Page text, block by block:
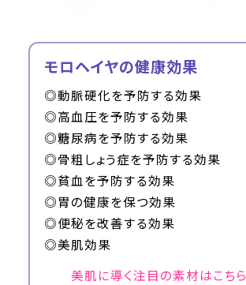
モロヘイヤの健康効果
◎動脈硬化を予防する効果
◎高血圧を予防する効果
◎糖尿病を予防する効果
◎骨粗しょう症を予防する効果
◎貧血を予防する効果
◎胃の健康を保つ効果
◎便秘を改善する効果
◎美肌効果
美肌に導く注目の素材はこちら